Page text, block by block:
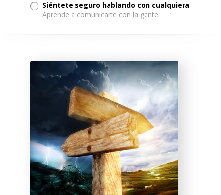
Siéntete seguro hablando con cualquiera
Aprende a comunicarte con la gente.